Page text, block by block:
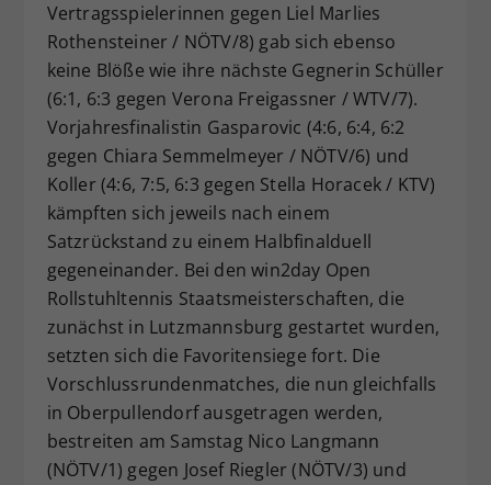
Vertragsspielerinnen gegen Liel Marlies
Rothensteiner / NÖTV/8) gab sich ebenso
keine Blöße wie ihre nächste Gegnerin Schüller
(6:1, 6:3 gegen Verona Freigassner / WTV/7).
Vorjahresfinalistin Gasparovic (4:6, 6:4, 6:2
gegen Chiara Semmelmeyer / NÖTV/6) und
Koller (4:6, 7:5, 6:3 gegen Stella Horacek / KTV)
kämpften sich jeweils nach einem
Satzrückstand zu einem Halbfinalduell
gegeneinander. Bei den win2day Open
Rollstuhltennis Staatsmeisterschaften, die
zunächst in Lutzmannsburg gestartet wurden,
setzten sich die Favoritensiege fort. Die
Vorschlussrundenmatches, die nun gleichfalls
in Oberpullendorf ausgetragen werden,
bestreiten am Samstag Nico Langmann
(NÖTV/1) gegen Josef Riegler (NÖTV/3) und